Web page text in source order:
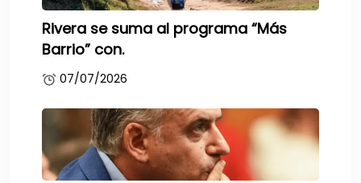
Rivera se suma al programa “Más
Barrio” con.
07/07/2026